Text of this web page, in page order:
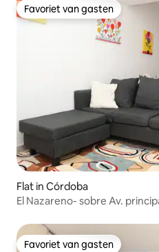
Favoriet van gasten
Favoriet van gasten
Flat in Córdoba
El Nazareno- sobre Av.
Favoriet van gasten